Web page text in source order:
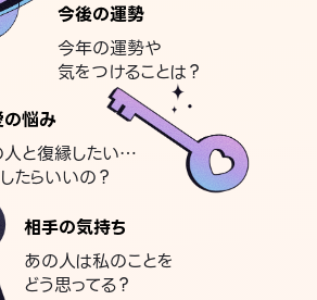
今後の運勢
今年の運勢や
気をつけることは？
悩み
人と復縁したい…
たらいいの？
相手の気持ち
あの人は私のことを
どう思ってる？